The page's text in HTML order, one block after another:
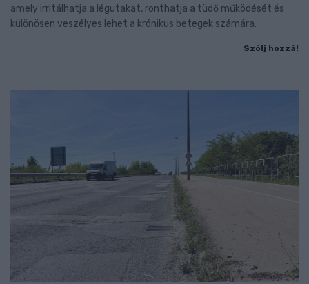
amely irritálhatja a légutakat, ronthatja a tüdő működését és
különösen veszélyes lehet a krónikus betegek számára.
Szólj hozzá!